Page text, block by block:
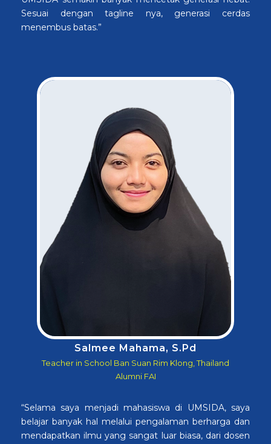
Sesuai dengan tagline nya, generasi cerdas
menembus batas.”
Salmee Mahama, S.Pd
Teacher in School Ban Suan Rim Klong, Thailand
Alumni FAI
“Selama saya menjadi mahasiswa di UMSIDA, saya
belajar banyak hal melalui pengalaman berharga dan
mendapatkan ilmu yang sangat luar biasa, dari dosen